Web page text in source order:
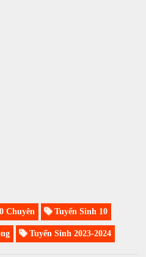
Chuyên Tuyển Sinh 10
Tuyển Sinh 2023-2024